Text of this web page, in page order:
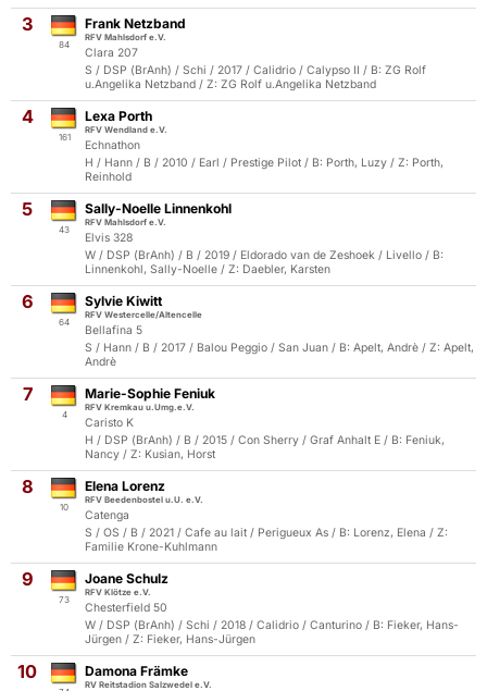
3
84
Frank Netzband
RFV Mahlsdorf e.V.
Clara 207
S / DSP (BrAnh) / Schi / 2017 / Calidrio / Calypso II / B: ZG Rolf
u.Angelika Netzband / Z: ZG Rolf u.Angelika Netzband
4
161
Lexa Porth
RFV Wendland e.V.
Echnathon
H / Hann / B / 2010 / Earl / Prestige Pilot / B: Porth, Luzy / Z: Porth,
Reinhold
5
43
Sally-Noelle Linnenkohl
RFV Mahlsdorf e.V.
Elvis 328
W / DSP (BrAnh) / B / 2019 / Eldorado van de Zeshoek / Livello / B:
Linnenkohl, Sally-Noelle / Z: Daebler, Karsten
6
64
Sylvie Kiwitt
RFV Westercelle/Altencelle
Bellafina 5
S / Hann / B / 2017 / Balou Peggio / San Juan / B: Apelt, Andrè / Z: Apelt,
Andrè
7
4
Marie-Sophie Feniuk
RFV Kremkau u.Umg.e.V.
Caristo K
H / DSP (BrAnh) / B / 2015 / Con Sherry / Graf Anhalt E / B: Feniuk,
Nancy / Z: Kusian, Horst
8
10
Elena Lorenz
RFV Beedenbostel u.U. e.V.
Catenga
S / OS / B / 2021 / Cafe au lait / Perigueux As / B: Lorenz, Elena / Z:
Familie Krone-Kuhlmann
9
73
Joane Schulz
RFV Klötze e.V.
Chesterfield 50
W / DSP (BrAnh) / Schi / 2018 / Calidrio / Canturino / B: Fieker, Hans-
Jürgen / Z: Fieker, Hans-Jürgen
10 Damona Främke
RV Reitstadion Salzwedel e.V.